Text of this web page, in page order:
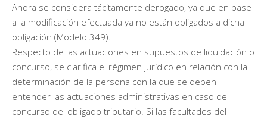
Ahora se considera tácitamente derogado, ya que en base
a la modificación efectuada ya no están obligados a dicha
obligación (Modelo 349).
Respecto de las actuaciones en supuestos de liquidación o
concurso, se clarifica el régimen jurídico en relación con la
determinación de la persona con la que se deben
entender las actuaciones administrativas en caso de
concurso del obligado tributario. Si las facultades del